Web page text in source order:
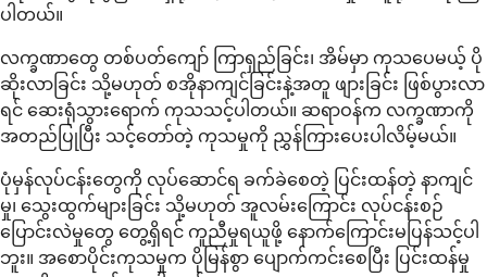
ပါတယ်။
လက္ခဏာတွေ တစ်ပတ်ကျော် ကြာရှည်ခြင်း၊ အိမ်မှာ ကုသပေမယ့် ပို
ဆိုးလာခြင်း သို့မဟုတ် စအိုနာကျင်ခြင်းနဲ့အတူ ဖျားခြင်း ဖြစ်ပွားလာ
ရင် ဆေးရုံသွားရောက် ကုသသင့်ပါတယ်။ ဆရာဝန်က လက္ခဏာကို
အတည်ပြုပြီး သင့်တော်တဲ့ ကုသမှုကို ညွှန်ကြားပေးပါလိမ့်မယ်။
ပုံမှန်လုပ်ငန်းတွေကို လုပ်ဆောင်ရ ခက်ခဲစေတဲ့ ပြင်းထန်တဲ့ နာကျင်
မှု၊ သွေးထွက်များခြင်း သို့မဟုတ် အူလမ်းကြောင်း လုပ်ငန်းစဉ်
ပြောင်းလဲမှုတွေ တွေ့ရှိရင် ကူညီမှုရယူဖို့ နောက်ကြောင်းမပြန်သင့်ပါ
ဘူး။ အစောပိုင်းကုသမှုက ပိုမြန်စွာ ပျောက်ကင်းစေပြီး ပြင်းထန်မှု